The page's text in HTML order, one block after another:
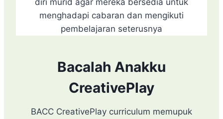
menghadapi cabaran dan mengikuti
pembelajaran seterusnya
Bacalah Anakku
CreativePlay
BACC CreativePlay curriculum memupuk